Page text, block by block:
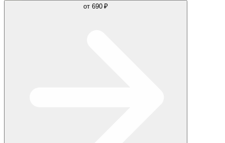
от 690 ₽